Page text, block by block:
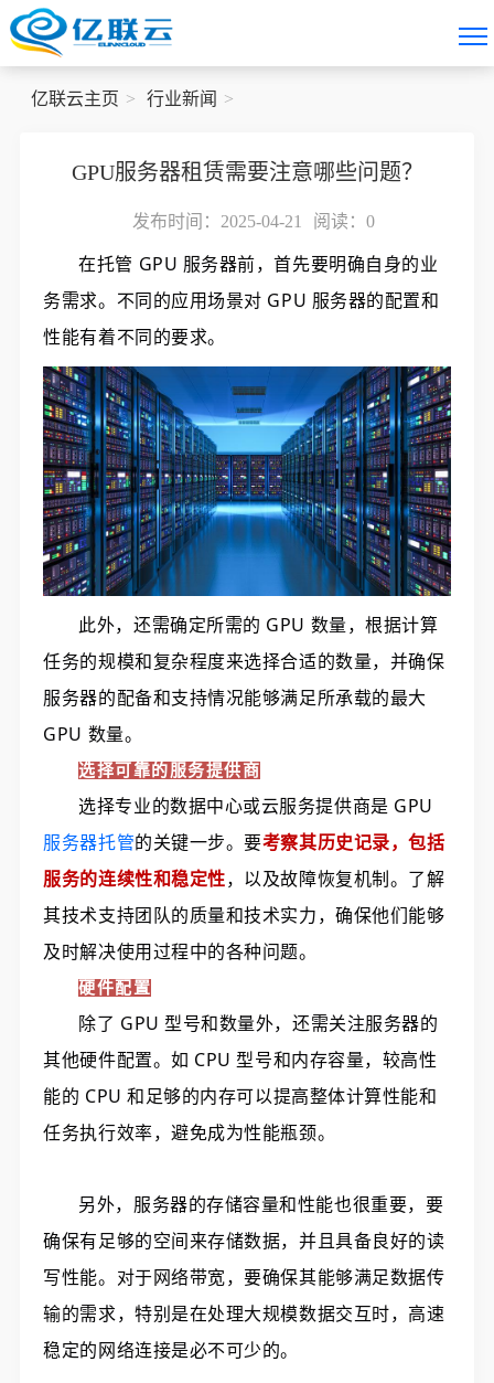
亿联云主页 行业新闻
GPU服务器租赁需要注意哪些问题？
发布时间：2025-04-21 阅读： 0
在托管 GPU 服务器前，首先要明确自身的业
务需求。不同的应用场景对 GPU 服务器的配置和
性能有着不同的要求。
此外，还需确定所需的 GPU 数量，根据计算
任务的规模和复杂程度来选择合适的数量，并确保
服务器的配备和支持情况能够满足所承载的最大
GPU 数量。
选择可靠的服务提供商
选择专业的数据中心或云服务提供商是 GPU
服务器托管的关键一步。要考察其历史记录，包括
服务的连续性和稳定性，以及故障恢复机制。了解
其技术支持团队的质量和技术实力，确保他们能够
及时解决使用过程中的各种问题。
硬件配置
除了 GPU 型号和数量外，还需关注服务器的
其他硬件配置。如 CPU 型号和内存容量，较高性
能的 CPU 和足够的内存可以提高整体计算性能和
任务执行效率，避免成为性能瓶颈。
另外，服务器的存储容量和性能也很重要，要
确保有足够的空间来存储数据，并且具备良好的读
写性能。对于网络带宽，要确保其能够满足数据传
输的需求，特别是在处理大规模数据交互时，高速
稳定的网络连接是必不可少的。